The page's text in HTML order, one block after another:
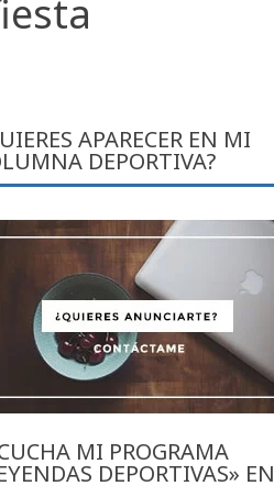
APARECER EN MI
DEPORTIVA?
MI PROGRAMA
DEPORTIVAS» EN